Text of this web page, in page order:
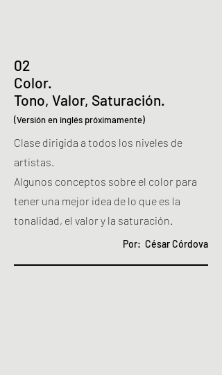
02
Color.
Tono, Valor, Saturación.
(Versión en inglés próximamente)
Clase dirigida a todos los niveles de
artistas.
Algunos conceptos sobre el color para
tener una mejor idea de lo que es la
tonalidad, el valor y la saturación.
Por: César Córdova